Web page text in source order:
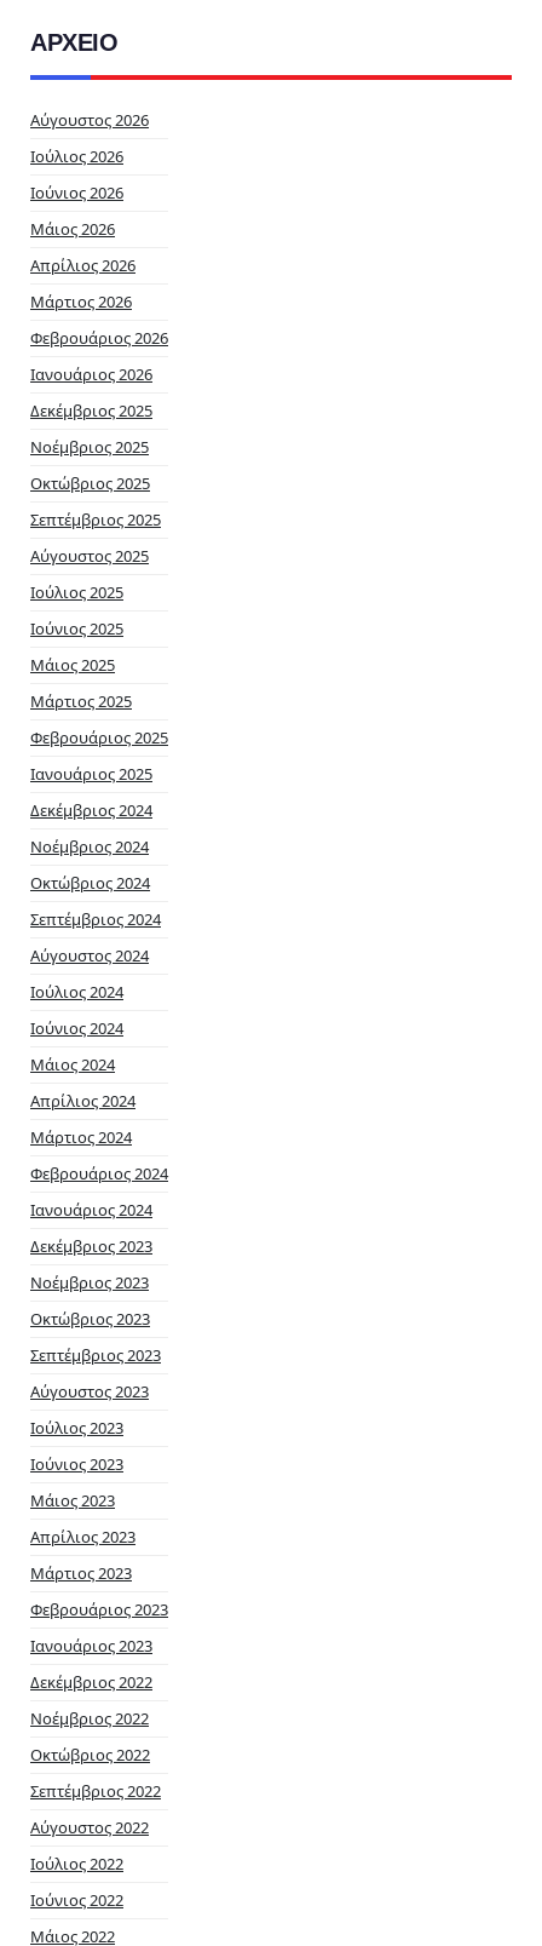
ΑΡΧΕΙΟ
Αύγουστος 2026
Ιούλιος 2026
Ιούνιος 2026
Μάιος 2026
Απρίλιος 2026
Μάρτιος 2026
Φεβρουάριος 2026
Ιανουάριος 2026
Δεκέμβριος 2025
Νοέμβριος 2025
Οκτώβριος 2025
Σεπτέμβριος 2025
Αύγουστος 2025
Ιούλιος 2025
Ιούνιος 2025
Μάιος 2025
Μάρτιος 2025
Φεβρουάριος 2025
Ιανουάριος 2025
Δεκέμβριος 2024
Νοέμβριος 2024
Οκτώβριος 2024
Σεπτέμβριος 2024
Αύγουστος 2024
Ιούλιος 2024
Ιούνιος 2024
Μάιος 2024
Απρίλιος 2024
Μάρτιος 2024
Φεβρουάριος 2024
Ιανουάριος 2024
Δεκέμβριος 2023
Νοέμβριος 2023
Οκτώβριος 2023
Σεπτέμβριος 2023
Αύγουστος 2023
Ιούλιος 2023
Ιούνιος 2023
Μάιος 2023
Απρίλιος 2023
Μάρτιος 2023
Φεβρουάριος 2023
Ιανουάριος 2023
Δεκέμβριος 2022
Νοέμβριος 2022
Οκτώβριος 2022
Σεπτέμβριος 2022
Αύγουστος 2022
Ιούλιος 2022
Ιούνιος 2022
Μάιος 2022